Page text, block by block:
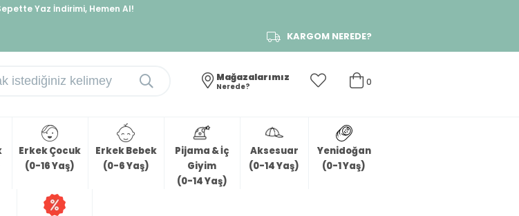
ek %10 İndirimi Kap, Hemen Üye Ol!
KARGOM NEREDE?
0
Mağazalarımız
Nerede?
Erkek Çocuk
(0-16 Yaş)
Erkek Bebek
(0-6 Yaş)
Pijama & İç
Giyim
(0-14 Yaş)
Aksesuar
(0-14 Yaş)
Yenidoğan
(0-1 Yaş)